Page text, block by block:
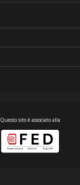
Questo sito è associato alla